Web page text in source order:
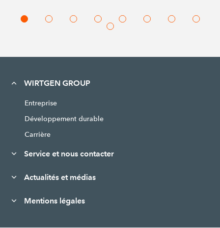
WIRTGEN GROUP
Entreprise
Développement durable
Carrière
Service et nous contacter
Actualités et médias
Mentions légales